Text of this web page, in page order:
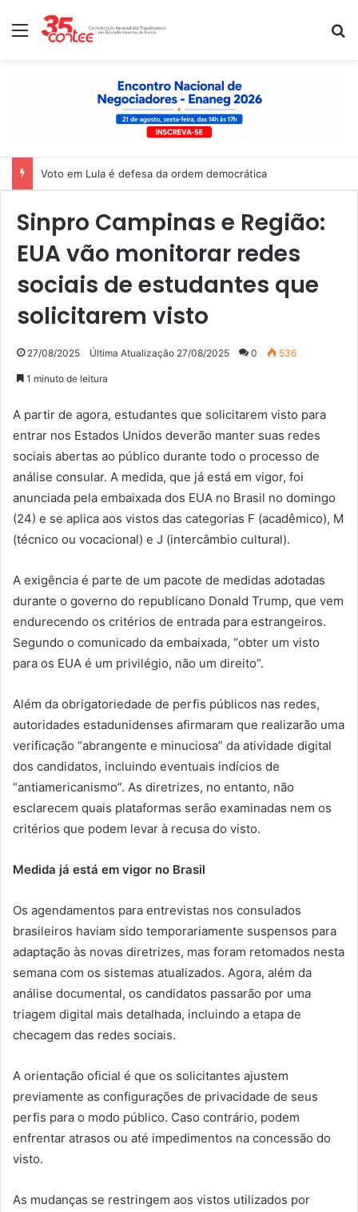
Menu
Voto em Lula é defesa da ordem democrática
Sinpro Campinas e Região:
EUA vão monitorar redes
sociais de estudantes que
solicitarem visto
27/08/2025 Última Atualização 27/08/2025 0 536
1 minuto de leitura
A partir de agora, estudantes que solicitarem visto para
entrar nos Estados Unidos deverão manter suas redes
sociais abertas ao público durante todo o processo de
análise consular. A medida, que já está em vigor, foi
anunciada pela embaixada dos EUA no Brasil no domingo
(24) e se aplica aos vistos das categorias F (acadêmico), M
(técnico ou vocacional) e J (intercâmbio cultural).
A exigência é parte de um pacote de medidas adotadas
durante o governo do republicano Donald Trump, que vem
endurecendo os critérios de entrada para estrangeiros.
Segundo o comunicado da embaixada, “obter um visto
para os EUA é um privilégio, não um direito”.
Além da obrigatoriedade de perfis públicos nas redes,
autoridades estadunidenses afirmaram que realizarão uma
verificação “abrangente e minuciosa” da atividade digital
dos candidatos, incluindo eventuais indícios de
“antiamericanismo”. As diretrizes, no entanto, não
esclarecem quais plataformas serão examinadas nem os
critérios que podem levar à recusa do visto.
Medida já está em vigor no Brasil
Os agendamentos para entrevistas nos consulados
brasileiros haviam sido temporariamente suspensos para
adaptação às novas diretrizes, mas foram retomados nesta
semana com os sistemas atualizados. Agora, além da
análise documental, os candidatos passarão por uma
triagem digital mais detalhada, incluindo a etapa de
checagem das redes sociais.
A orientação oficial é que os solicitantes ajustem
previamente as configurações de privacidade de seus
perfis para o modo público. Caso contrário, podem
enfrentar atrasos ou até impedimentos na concessão do
visto.
As mudanças se restringem aos vistos utilizados por